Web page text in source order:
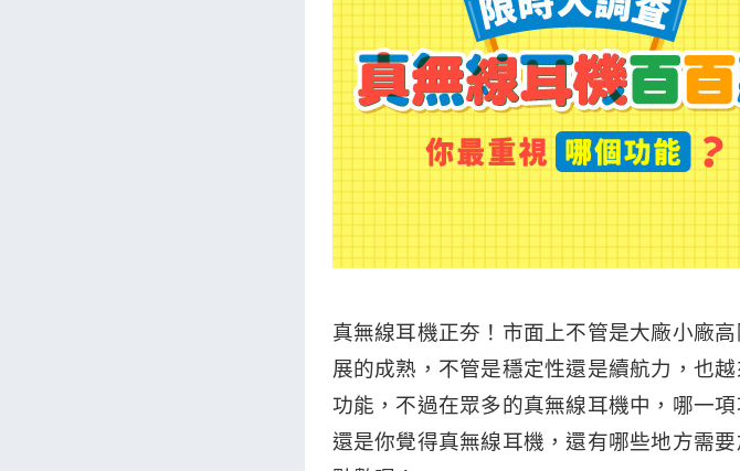
真無線耳機正夯！市面上不管是大廠小廠
展的成熟，不管是穩定性還是續航力，也
功能，不過在眾多的真無線耳機中，哪一
還是你覺得真無線耳機，還有哪些地方需